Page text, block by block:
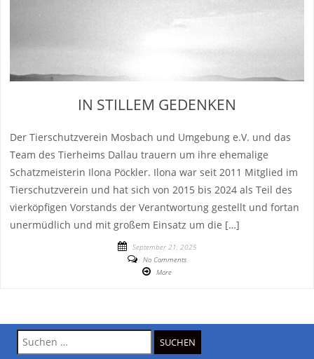
IN STILLEM GEDENKEN
Der Tierschutzverein Mosbach und Umgebung e.V. und das
Team des Tierheims Dallau trauern um ihre ehemalige
Schatzmeisterin Ilona Pöckler. Ilona war seit 2011 Mitglied im
Tierschutzverein und hat sich von 2015 bis 2024 als Teil des
vierköpfigen Vorstands der Verantwortung gestellt und fortan
unermüdlich und mit großem Einsatz um die […]
September 21, 2025
No Comments
More
Suche
nach: